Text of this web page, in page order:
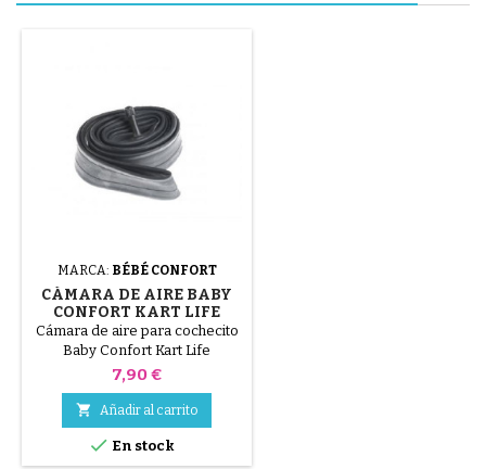
MARCA: BÉBÉ CONFORT
CÁMARA DE AIRE BABY
CONFORT KART LIFE
Cámara de aire para cochecito
Baby Confort Kart Life
Precio
7,90 €
 Añadir al carrito
 En stock